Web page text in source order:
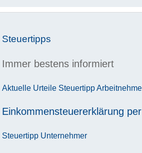
Steuertipps
Immer bestens informiert
Aktuelle Urteile Steuertipp
Einkommensteuererklärung
Steuertipp Unternehmer